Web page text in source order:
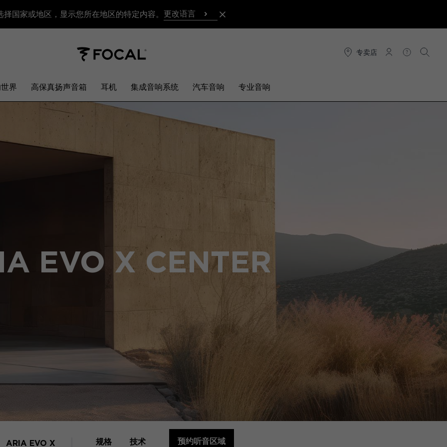
择国家或地区，显示您所在地区的特定内容。 更改语言
专卖店
连接 帮助 搜索
界 高保真扬声音箱 耳机 集成音响系统 汽车音响 专业音响
EVO X CENTER
ARIA EVO X 规格 技术 预约听音区域